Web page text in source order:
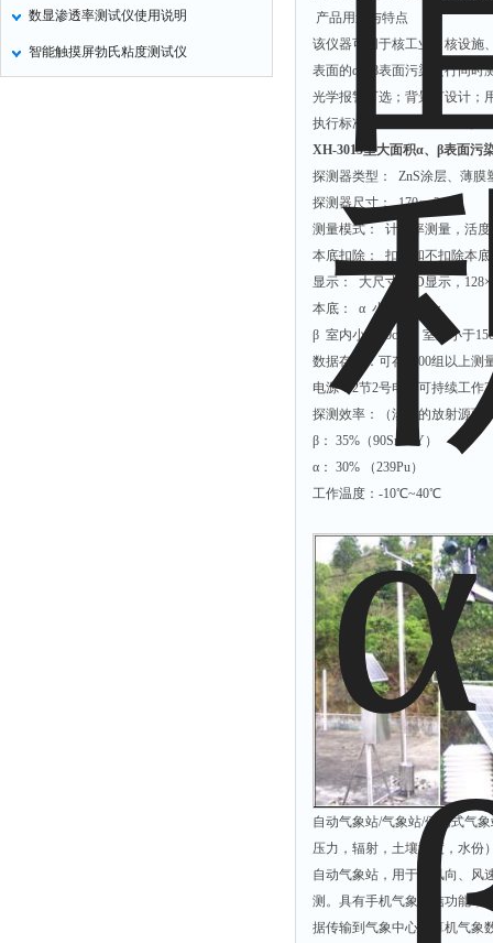
二氧化硅测定仪
数显渗透率测试仪使用说明
智能触摸屏勃氏粘度测试仪
产品用途与特点
该仪器可用于核工业、核设施
表面的α、β表面污染进行同时
光学报警可选；背景灯设计；
执行标准：GB/T 5202-2008。
XH-3015型大面积α、β表面污
探测器类型： ZnS涂层、薄膜
探测器尺寸： 170cm2
测量模式： 计数率测量，活
本底扣除： 扣除和不扣除本
显示： 大尺寸LCD显示，
本底： α 小于0.1cps；
β 室内小于10cps；室外小于
数据存储：可存5000组以上测
电源：2节2号电池可持续工作
探测效率：（涉及的放射源面
β： 35%（90Sr/90Y）
α： 30% （239Pu）
工作温度：-10℃~40℃
自动气象站/气象站/便携式气
压力，辐射，土壤温度，水份
自动气象站，用于对风向、风
测。具有手机气象短信功能，
据传输到气象中心计算机气象